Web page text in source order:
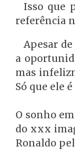
Isso que
referência
Apesar
a
mas
Só que ele
O sonho
do xxx
Ronaldo